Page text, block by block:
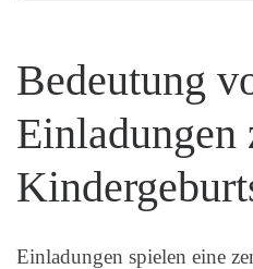
Bedeutung
Einladungen
Einladungen spielen eine